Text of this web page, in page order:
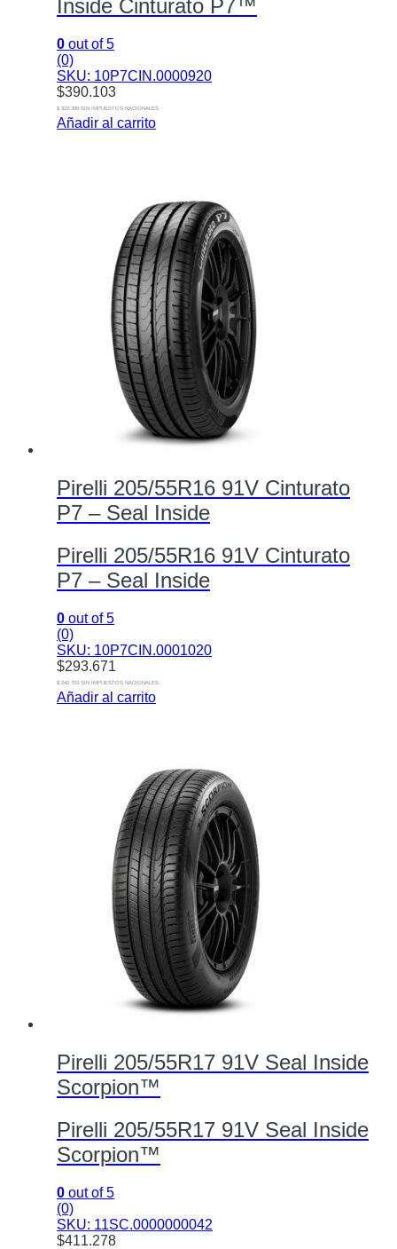
Inside Cinturato P7™
0 out of 5
(0)
SKU: 10P7CIN.0000920
$390.103
$ 322.399 SIN IMPUESTOS NACIONALES
Añadir al carrito
Pirelli 205/55R16 91V Cinturato
P7 – Seal Inside
Pirelli 205/55R16 91V Cinturato
P7 – Seal Inside
0 out of 5
(0)
SKU: 10P7CIN.0001020
$293.671
$ 242.703 SIN IMPUESTOS NACIONALES
Añadir al carrito
Pirelli 205/55R17 91V Seal Inside
Scorpion™
Pirelli 205/55R17 91V Seal Inside
Scorpion™
0 out of 5
(0)
SKU: 11SC.0000000042
$411.278